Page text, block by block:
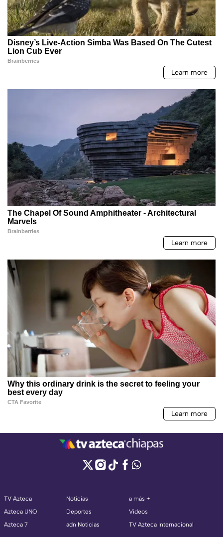
TV Azteca
Azteca UNO
Azteca 7
Noticias
Deportes
adn Noticias
a más +
Videos
TV Azteca Internacional